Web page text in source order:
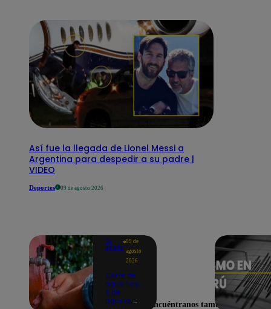
Así fue la llegada de Lionel Messi a
Argentina para despedir a su padre |
VIDEO
Deportes 09 de agosto 2026
Te
ayudo
09 de
agosto
2026
Corte de
agua hoy,
9 de
agosto:
Encuéntranos también en